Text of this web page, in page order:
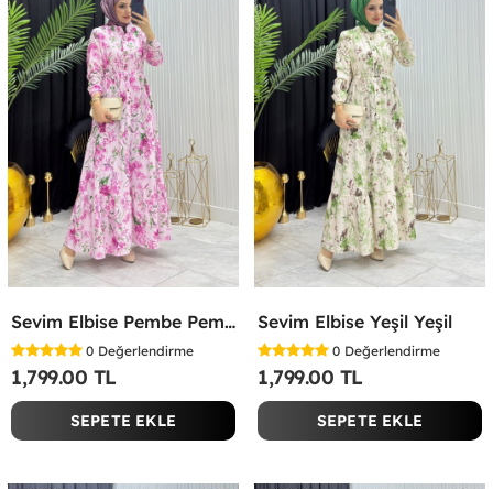
Sevim Elbise Pembe Pembe
0 Değerlendirme
1,799.00 TL
SEPETE EKLE
Sevim Elbise Yeşil Yeşil
0 Değerlendirme
1,799.00 TL
SEPETE EKLE